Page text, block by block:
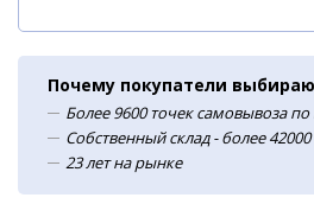
Почему покупатели
Более 9600 точек самовывоза по
Собственный склад - более
23 лет на рынке